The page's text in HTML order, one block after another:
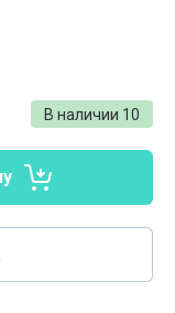
В наличии 10